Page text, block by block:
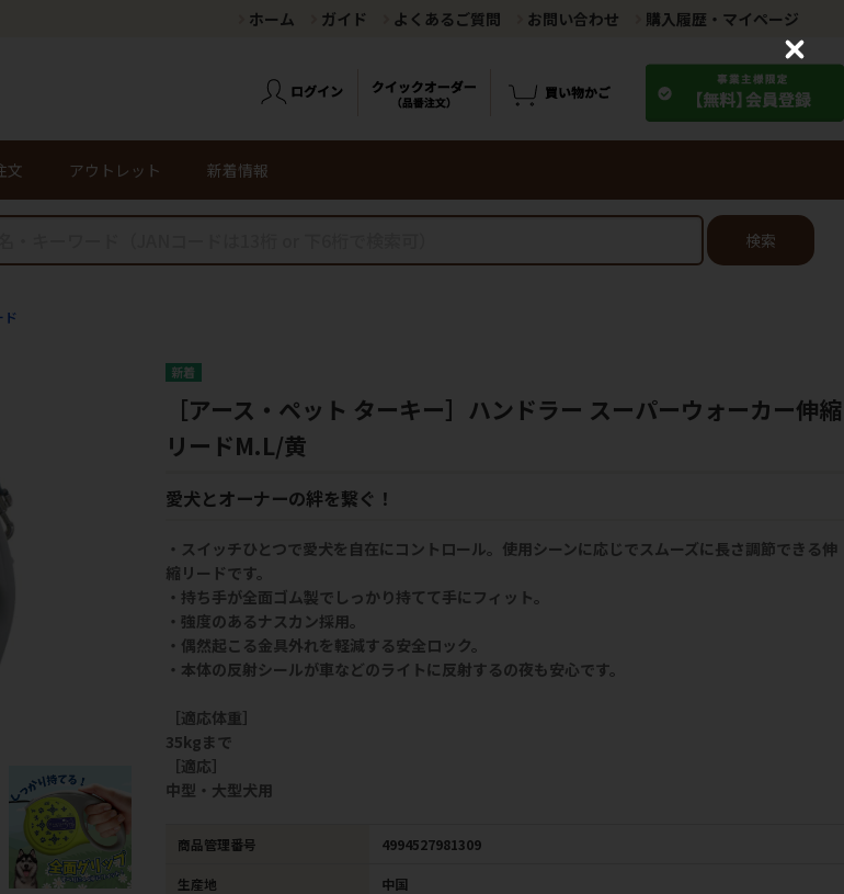
ホーム ガイド よくあるご質問 お問い合わせ 購入履歴・マイページ
文 アウトレット 新着情報
検索
［アース・ペット ターキー］ハンドラー スーパーウォーカー伸縮
リードM.L/黄
愛犬とオーナーの絆を繋ぐ！
・スイッチひとつで愛犬を自在にコントロール。使用シーンに応じでスムーズに長さ調節できる伸
縮リードです。
・持ち手が全面ゴム製でしっかり持てて手にフィット。
・強度のあるナスカン採用。
・偶然起こる金具外れを軽減する安全ロック。
・本体の反射シールが車などのライトに反射するの夜も安心です。
［適応体重］
35kgまで
［適応］
中型・大型犬用
商品管理番号 4994527981309
生産地 中国
C
o
s
e